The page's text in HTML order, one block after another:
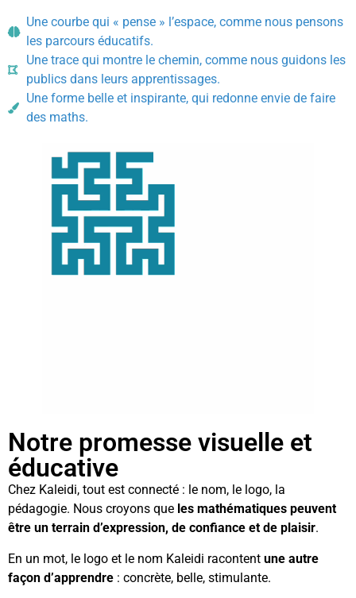
Une courbe qui « pense » l’espace, comme nous pensons
les parcours éducatifs.
Une trace qui montre le chemin, comme nous guidons les
publics dans leurs apprentissages.
Une forme belle et inspirante, qui redonne envie de faire
des maths.
Notre promesse visuelle et
éducative
Chez Kaleidi, tout est connecté : le nom, le logo, la
pédagogie. Nous croyons que les mathématiques peuvent
être un terrain d’expression, de confiance et de plaisir.
En un mot, le logo et le nom Kaleidi racontent une autre
façon d’apprendre : concrète, belle, stimulante.